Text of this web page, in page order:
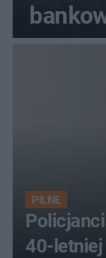
PILNE
40-